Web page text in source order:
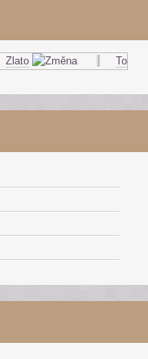
Zlato Topný